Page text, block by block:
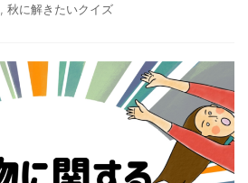
秋に解きたいクイズ